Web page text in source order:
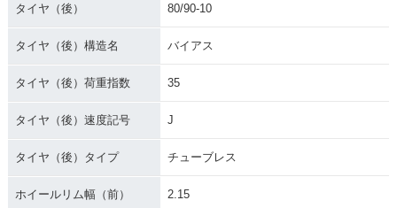
タイヤ（後） 80/90-10
タイヤ（後）構造名 バイアス
タイヤ（後）荷重指数 35
タイヤ（後）速度記号 J
タイヤ（後）タイプ チューブレス
ホイールリム幅（前） 2.15